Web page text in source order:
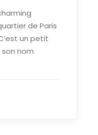
de Paris
un petit
nom